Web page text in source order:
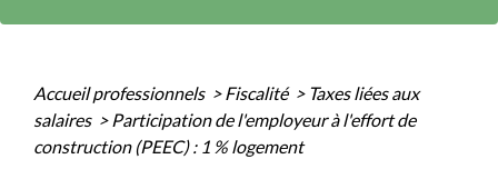
Accueil professionnels > Fiscalité > Taxes liées aux
salaires > Participation de l'employeur à l'effort de
construction (PEEC) : 1 % logement